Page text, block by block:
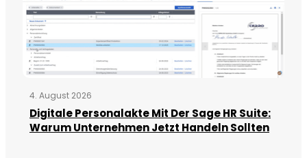
4. August 2026
Digitale Personalakte Mit Der Sage HR Suite:
Warum Unternehmen Jetzt Handeln Sollten